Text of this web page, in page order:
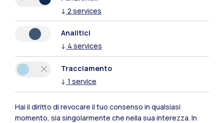
Polimi Community
Tutti i siti dell’ecosistema
↓ 2 services
Analitici
↓ 4 services
Tracciamento
↓ 1 service
Hai il diritto di revocare il tuo consenso in qualsiasi
momento, sia singolarmente che nella sua interezza. In